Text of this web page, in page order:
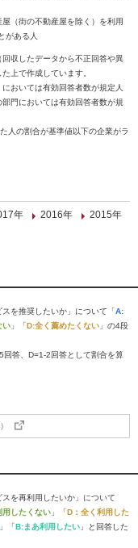
（街の不動産屋を除く）を利用
がある人
収したデータから不正回答や異
上で作成しています。
おいては有効回答者数が規定人
門においては有効回答者数が規
人の割合が基準値以下の企業がラ
年 2016年
2015年
を推奨したいか」について「A:
い 」「D:全く薦めたくない 」の4段
答、D=1-2回答として割合を算
を再利用したいか」について
用したくない 」「D：全く利用した
」「B:まあ利用したい 」と回答した